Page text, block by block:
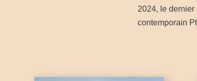
2024, le
contemporain